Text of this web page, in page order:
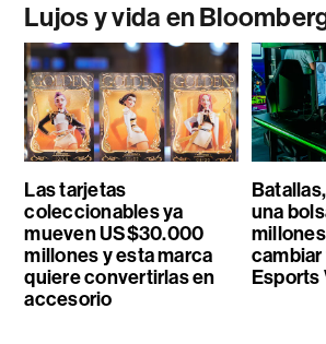
Lujos y vida en
Las tarjetas
coleccionables ya
mueven US$30.000
millones y esta marca
quiere convertirlas en
accesorio
una
cambiar
Esports